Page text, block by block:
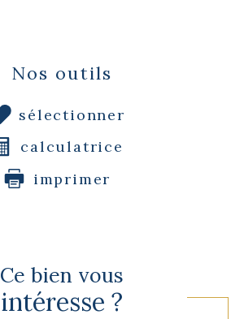
Nos outils
sélectionner
calculatrice
imprimer
Ce bien vous
intéresse ?